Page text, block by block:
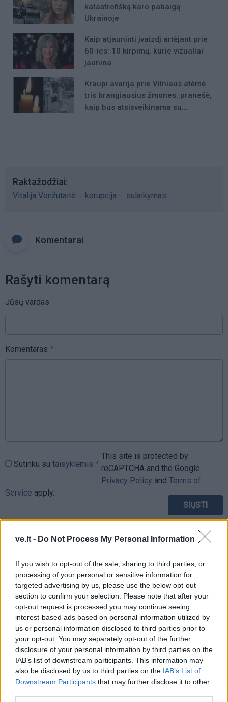
ve.lt - Do Not Process My Personal Information
If you wish to opt-out of the sale, sharing to third parties, or
processing of your personal or sensitive information for
targeted advertising by us, please use the below opt-out
section to confirm your selection. Please note that after your
opt-out request is processed you may continue seeing
interest-based ads based on personal information utilized by
us or personal information disclosed to third parties prior to
your opt-out. You may separately opt-out of the further
disclosure of your personal information by third parties on the
IAB’s list of downstream participants. This information may
also be disclosed by us to third parties on the IAB’s List of
Downstream Participants that may further disclose it to other
katastrofišką karo pabaigą
Ukrainoje
Kaip atjauninti įvaizdį artėjant prie
60-ies: 10 kirpimų, kurie vizualiai
jaunina
Kraupi avarija prie Vilniaus atėmė
tris brangiausius žmones: pranešė,
kaip bus atsisveikinama su
Raktažodžiai
Vitalija Vonžutaitė korupcija sulaikymas
Komentarai
Rašyti komentarą
Jūsų vardas
Komentaras
Sutinku su taisyklėmis
This site is protected by
reCAPTCHA and the Google
Privacy Policy and Terms of
Service apply.
TAIP PAT SKAITYKITE